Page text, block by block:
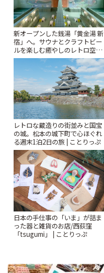
新オープンした銭湯「黄金湯 新
宿」へ。サウナとクラフトビー
ルを楽しむ癒やしのレトロ空間
| ことりっぷ
レトロな蔵造りの街並みと国宝
の城。松本の城下町で心ほぐれ
る週末1泊2日の旅 | ことりっぷ
日本の手仕事の「いま」が詰ま
った器と雑貨のお店/西荻窪
「tsugumi」 | ことりっぷ